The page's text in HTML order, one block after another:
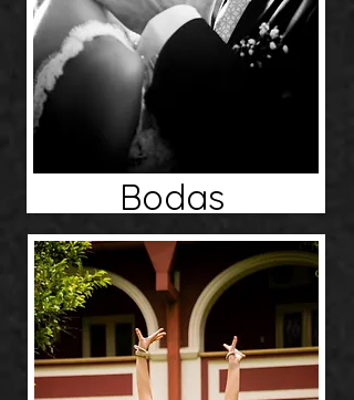
Bodas